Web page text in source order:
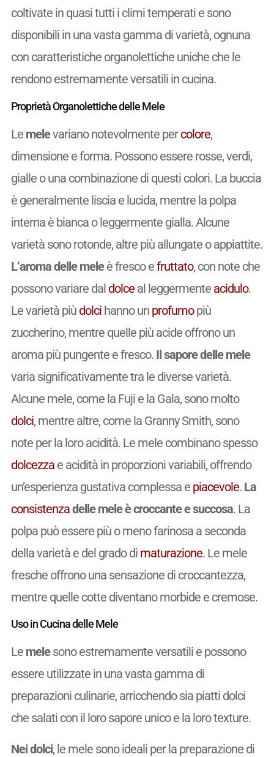
coltivate in quasi tutti i climi temperati e sono
disponibili in una vasta gamma di varietà, ognuna
con caratteristiche organolettiche uniche che le
rendono estremamente versatili in cucina.
Proprietà Organolettiche delle Mele
Le melevariano notevolmente percolore,
dimensione e forma. Possono essere rosse, verdi,
gialle o una combinazione di questi colori. La buccia
è generalmente liscia e lucida, mentre la polpa
interna è bianca o leggermente gialla. Alcune
varietà sono rotonde, altre più allungate o appiattite.
L’aroma delle meleè fresco efruttato, con note che
possono variare dal dolceal leggermente acidulo.
Le varietà più dolcihanno un profumopiù
zuccherino, mentre quelle più acide offrono un
aroma più pungente e fresco. Il sapore delle mele
varia significativamente tra le diverse varietà.
Alcune mele, come la Fuji e la Gala, sono molto
dolci, mentre altre, come la Granny Smith, sono
note per la loro acidità. Le mele combinano spesso
dolcezzae acidità in proporzioni variabili, offrendo
un’esperienza gustativa complessa e piacevole. La
consistenzadelle mele è croccante e succosa. La
polpa può essere più o meno farinosa a seconda
della varietà e del grado di maturazione. Le mele
fresche offrono una sensazione di croccantezza,
mentre quelle cotte diventano morbide e cremose.
Uso in Cucina delle Mele
Le melesono estremamente versatili e possono
essere utilizzate in una vasta gamma di
preparazioni culinarie, arricchendo sia piatti dolci
che salati con il loro sapore unico e la loro texture.
Nei dolci, le mele sono ideali per la preparazione di